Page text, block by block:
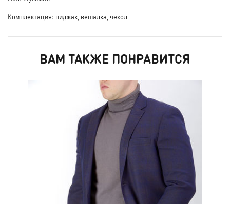
Комплектация: пиджак, вешалка, чехол
ВАМ ТАКЖЕ ПОНРАВИТСЯ